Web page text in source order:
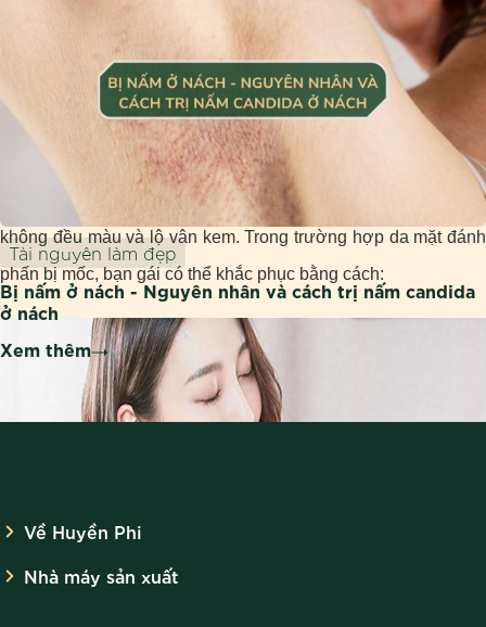
Làm gì khi đánh phấn bị mốc mặt?
Do không biết cách sử dụng phấn nước cũng như chăm sóc
da hiệu quả mà làn da các chị em khô sần, mốc mặt, thiếu sức
sống. Đây là nguyên nhân chính khiến các lớp trang điểm
không đều màu và lộ vân kem. Trong trường hợp da mặt đánh
phấn bị mốc, bạn gái có thể khắc phục bằng cách:
Tài nguyên làm đẹp
Bị nấm ở nách - Nguyên nhân và cách trị nấm candida
ở nách
Xem thêm
Về Huyền Phi
Nhà máy sản xuất